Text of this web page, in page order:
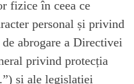
fizice în ceea ce
personal și privind
abrogare a Directivei
privind protecția
și ale legislației